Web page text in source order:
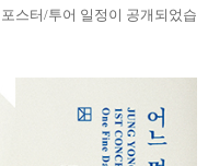
포스터/투어 일정이 공개되었습